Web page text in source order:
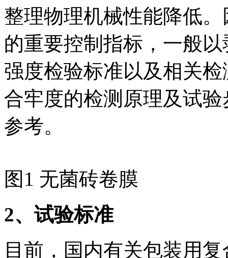
整理物理机械性能降低
的重要控制指标，一般
强度检验标准以及相关
合牢度的检测原理及试
参考。
图1 无菌砖卷膜
2、试验标准
目前，国内有关包装用